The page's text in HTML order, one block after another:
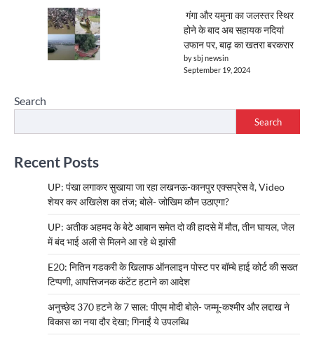
गंगा और यमुना का जलस्तर स्थिर
होने के बाद अब सहायक नदियां
उफान पर, बाढ़ का खतरा बरकरार
by sbj newsin
September 19, 2024
Search
Search
Recent Posts
UP: पंखा लगाकर सुखाया जा रहा लखनऊ-कानपुर एक्सप्रेस वे, Video
शेयर कर अखिलेश का तंज; बोले- जोखिम कौन उठाएगा?
UP: अतीक अहमद के बेटे आबान समेत दो की हादसे में मौत, तीन घायल, जेल
में बंद भाई अली से मिलने आ रहे थे झांसी
E20: नितिन गडकरी के खिलाफ ऑनलाइन पोस्ट पर बॉम्बे हाई कोर्ट की सख्त
टिप्पणी, आपत्तिजनक कंटेंट हटाने का आदेश
अनुच्छेद 370 हटने के 7 साल: पीएम मोदी बोले- जम्मू-कश्मीर और लद्दाख ने
विकास का नया दौर देखा; गिनाईं ये उपलब्धि